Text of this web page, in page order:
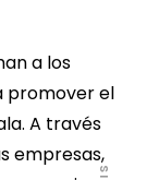
a los
promover el
A través
empresas,